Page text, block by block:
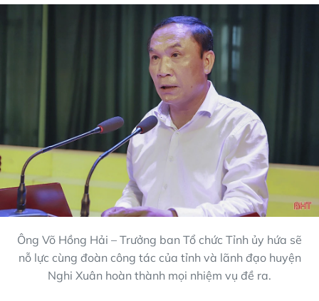
Ông Võ Hồng Hải – Trưởng ban Tổ chức Tỉnh ủy hứa sẽ
nỗ lực cùng đoàn công tác của tỉnh và lãnh đạo huyện
Nghi Xuân hoàn thành mọi nhiệm vụ đề ra.